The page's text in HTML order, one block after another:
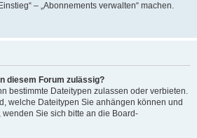
– „Abonnements verwalten“ machen.
diesem Forum zulässig?
bestimmte Dateitypen zulassen oder verbieten.
welche Dateitypen Sie anhängen können und
Sie sich bitte an die Board-